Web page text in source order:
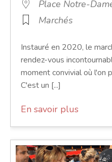
Place Notre-
Marchés
Instauré en 2020, le
rendez-vous
moment convivial où l'on
C'est un [...]
En savoir plus